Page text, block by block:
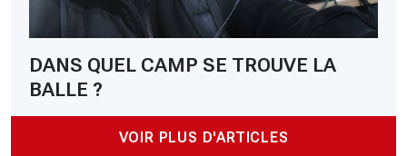
DANS QUEL CAMP SE TROUVE LA
BALLE ?
VOIR PLUS D'ARTICLES